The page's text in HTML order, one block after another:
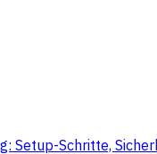
Setup-Schritte,